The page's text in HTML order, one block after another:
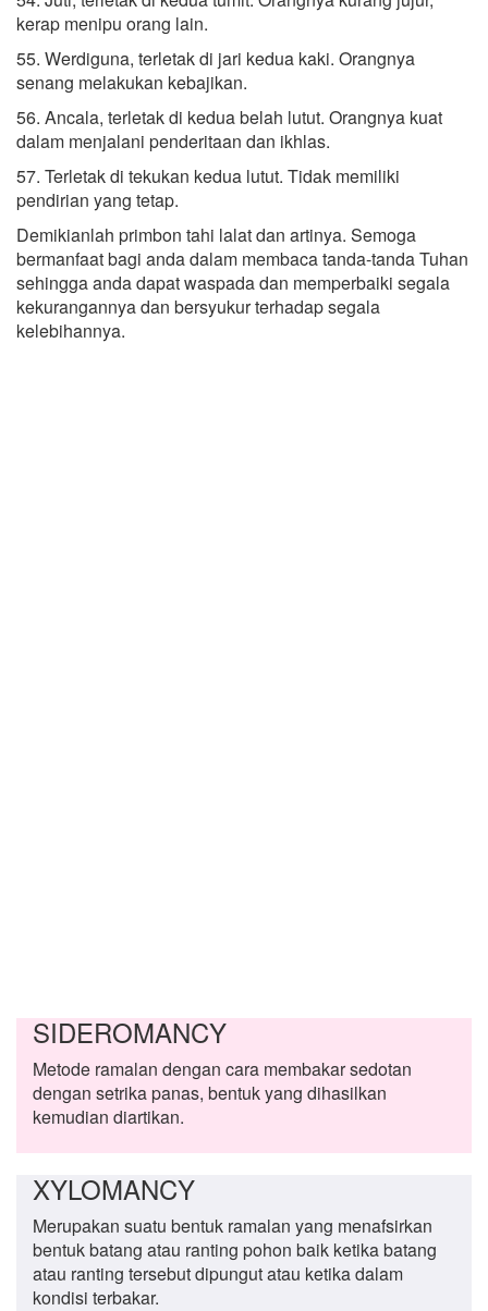
kerap menipu orang lain.
55. Werdiguna, terletak di jari kedua kaki. Orangnya
senang melakukan kebajikan.
56. Ancala, terletak di kedua belah lutut. Orangnya kuat
dalam menjalani penderitaan dan ikhlas.
57. Terletak di tekukan kedua lutut. Tidak memiliki
pendirian yang tetap.
Demikianlah primbon tahi lalat dan artinya. Semoga
bermanfaat bagi anda dalam membaca tanda-tanda Tuhan
sehingga anda dapat waspada dan memperbaiki segala
kekurangannya dan bersyukur terhadap segala
kelebihannya.
SIDEROMANCY
Metode ramalan dengan cara membakar sedotan
dengan setrika panas, bentuk yang dihasilkan
kemudian diartikan.
XYLOMANCY
Merupakan suatu bentuk ramalan yang menafsirkan
bentuk batang atau ranting pohon baik ketika batang
atau ranting tersebut dipungut atau ketika dalam
kondisi terbakar.